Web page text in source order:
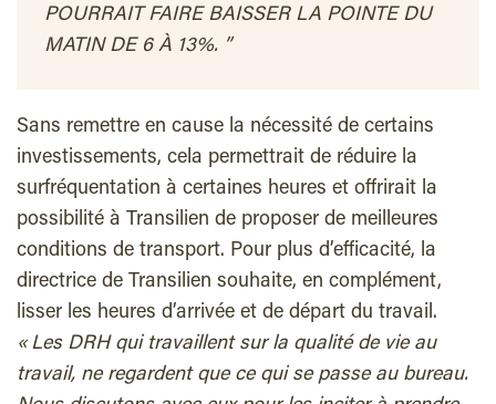
POURRAIT FAIRE BAISSER LA POINTE DU
MATIN DE 6 À 13%. ”
Sans remettre en cause la nécessité de certains
investissements, cela permettrait de réduire la
surfréquentation à certaines heures et offrirait la
possibilité à Transilien de proposer de meilleures
conditions de transport. Pour plus d’efficacité, la
directrice de Transilien souhaite, en complément,
lisser les heures d’arrivée et de départ du travail.
« Les DRH qui travaillent sur la qualité de vie au
travail, ne regardent que ce qui se passe au bureau.